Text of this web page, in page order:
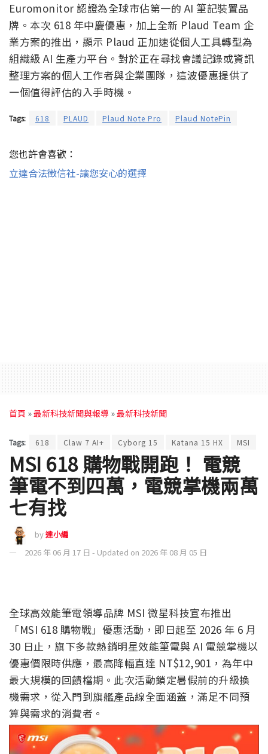
Euromonitor 認證為全球市佔第一的 AI 筆記裝置品
牌。本次 618 年中慶優惠，加上全新 Plaud Team 企
業方案的推出，顯示 Plaud 正加速從個人工具轉型為
組織級 AI 生產力平台。對於正在尋找會議記錄或資訊
整理方案的個人工作者與企業團隊，這波優惠提供了
一個值得評估的入手時機。
Tags: 618 PLAUD Plaud Note Pro Plaud NotePin
您也許會喜歡：
立達合法徵信社-讓您安心的選擇
首頁 »最新科技新聞與報導 »最新科技新聞
Tags: 618 Claw 7 AI+ Cyborg 15 Katana 15 HX MSI
MSI 618 購物戰開跑！ 電競
筆電不到四萬，電競掌機兩萬
七有找
by達小編
2026 年 06 月 17 日 - Updated on 2026 年 08 月 05 日
全球高效能筆電領導品牌 MSI 微星科技宣布推出
「MSI 618 購物戰」優惠活動，即日起至 2026 年 6 月
30 日止，旗下多款熱銷明星效能筆電與 AI 電競掌機以
優惠價限時供應，最高降幅直達 NT$12,901，為年中
最大規模的回饋檔期。此次活動鎖定暑假前的升級換
機需求，從入門到旗艦產品線全面涵蓋，滿足不同預
算與需求的消費者。